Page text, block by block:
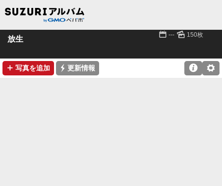
放生 📅 --- 🌄 150枚
➕ 写真を追加 ⚡ 更新情報 ⚙
